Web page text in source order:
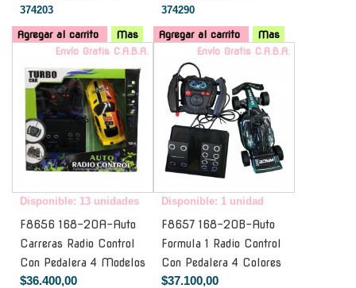
374203
Agregar al carrito Mas
374290
Agregar al carrito
Mas
Envío Gratis C.A.B.A.
Disponible: 13 unidades
F8656 168-20A-Auto
Carreras Radio Control
Con Pedalera 4 Modelos
$36.400,00
Envío Gratis C.A.B.A.
Disponible: 1 unidad
F8657 168-20B-Auto
Formula 1 Radio Control
Con Pedalera 4 Colores
$37.100,00